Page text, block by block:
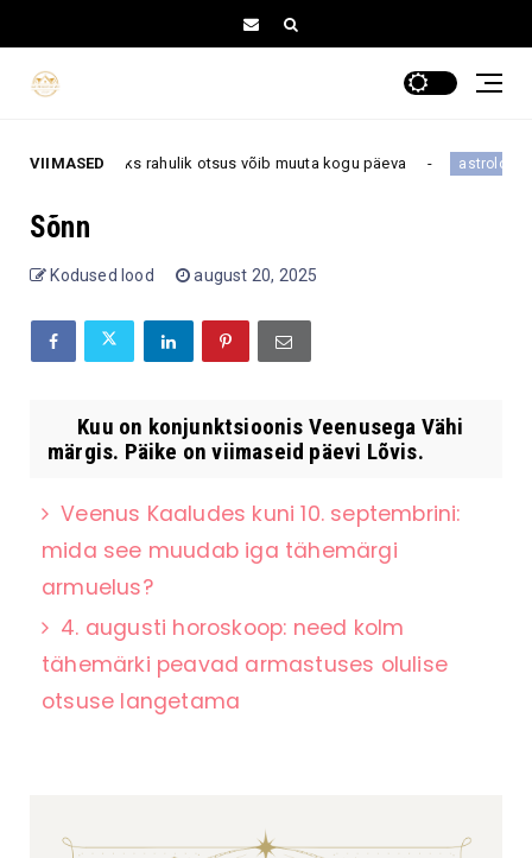
VIIMASED
augustiks: üks rahulik otsus võib muuta kogu päeva astroloogia
Sõnn
Kodused lood august 20, 2025
Kuu on konjunktsioonis Veenusega Vähi
märgis. Päike on viimaseid päevi Lõvis.
Veenus Kaaludes kuni 10. septembrini:
mida see muudab iga tähemärgi
armuelus?
4. augusti horoskoop: need kolm
tähemärki peavad armastuses olulise
otsuse langetama